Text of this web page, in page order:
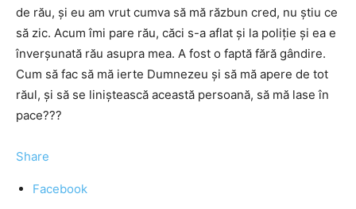
de rău, și eu am vrut cumva să mă răzbun cred, nu știu ce
să zic. Acum îmi pare rău, căci s-a aflat și la poliție și ea e
înverșunată rău asupra mea. A fost o faptă fără gândire.
Cum să fac să mă ierte Dumnezeu și să mă apere de tot
răul, și să se liniștească această persoană, să mă lase în
pace???
Share
Facebook